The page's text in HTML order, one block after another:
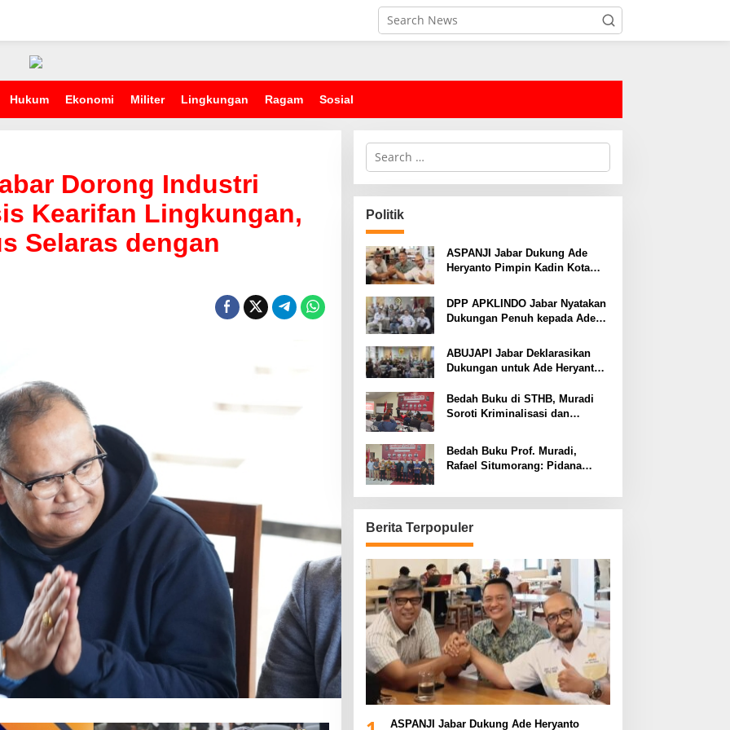
Hukum Ekonomi Militer Lingkungan Ragam Sosial
Dorong Industri
Kearifan Lingkungan,
Selaras dengan
S
r
c
h
f
o
r
:
Politik
ASPANJI Jabar Dukung Ade
Heryanto Pimpin Kadin Kota
DPP APKLINDO Jabar Nyatakan
Dukungan Penuh kepada Ade
Bandung
ABUJAPI Jabar Deklarasikan
Dukungan untuk Ade Heryanto
Bedah Buku di STHB, Muradi
Soroti Kriminalisasi dan
Bedah Buku Prof. Muradi,
Rafael Situmorang: Pidana
Objektif
Berita Terpopuler
ASPANJI Jabar Dukung Ade Heryanto